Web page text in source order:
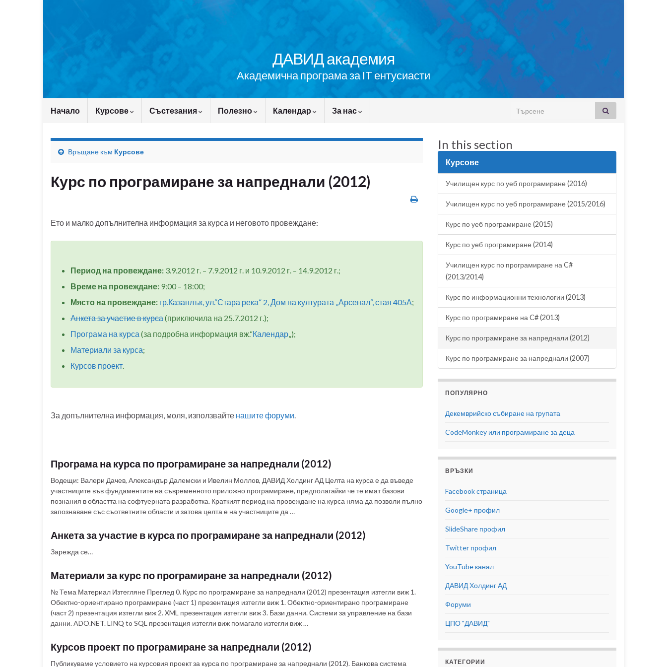
ДАВИД академия
Академична програма за IT ентусиасти
Начало Курсове Състезания Полезно Календар За нас Search for:
Връщане към Курсове
Курс по програмиране за напреднали (2012)
Ето и малко допълнителна информация за курса и неговото провеждане:
Период на провеждане: 3.9.2012 г. – 7.9.2012 г. и 10.9.2012 г. – 14.9.2012 г.;
Време на провеждане: 9:00 – 18:00;
Място на провеждане: гр.Казанлък, ул.“Стара река“ 2, Дом на културата „Арсенал“, стая 405А;
Анкета за участие в курса(приключила на 25.7.2012 г.);
Програма на курса (за подробна информация вж.“Календар„);
Материали за курса;
Курсов проект.
За допълнителна информация, моля, използвайте нашите форуми.
Програма на курса по програмиране за напреднали (2012)
Водещи: Валери Дачев, Александър Далемски и Ивелин Моллов, ДАВИД Холдинг АД Целта на курса е да въведе
участниците във фундаментите на съвременното приложно програмиране, предполагайки че те имат базови
познания в областта на софтуерната разработка. Краткият период на провеждане на курса няма да позволи пълно
запознаване със съответните области и затова целта е на участниците да …
Анкета за участие в курса по програмиране за напреднали (2012)
Зарежда се…
Материали за курс по програмиране за напреднали (2012)
№ Тема Материал Изтегляне Преглед 0. Курс по програмиране за напреднали (2012) презентация изтегли виж 1.
Обектно-ориентирано програмиране (част 1) презентация изтегли виж 1. Обектно-ориентирано програмиране
(част 2) презентация изтегли виж 2. XML презентация изтегли виж 3. Бази данни. Системи за управление на бази
данни. ADO.NET. LINQ to SQL презентация изтегли виж помагало изтегли виж …
Курсов проект по програмиране за напреднали (2012)
Публикуваме условието на курсовия проект за курса по програмиране за напреднали (2012). Банкова система
In this section
Курсове
Училищен курс по уеб програмиране (2016)
Училищен курс по уеб програмиране (2015/2016)
Курс по уеб програмиране (2015)
Курс по уеб програмиране (2014)
Училищен курс по програмиране на C#
(2013/2014)
Курс по информационни технологии (2013)
Курс по програмиране на C# (2013)
Курс по програмиране за напреднали (2012)
Курс по програмиране за напреднали (2007)
ПОПУЛЯРНО
Декемврийско събиране на групата
CodeMonkey или програмиране за деца
ВРЪЗКИ
Facebook страница
Google+ профил
SlideShare профил
Twitter профил
YouTube канал
ДАВИД Холдинг АД
Форуми
ЦПО "ДАВИД"
КАТЕГОРИИ